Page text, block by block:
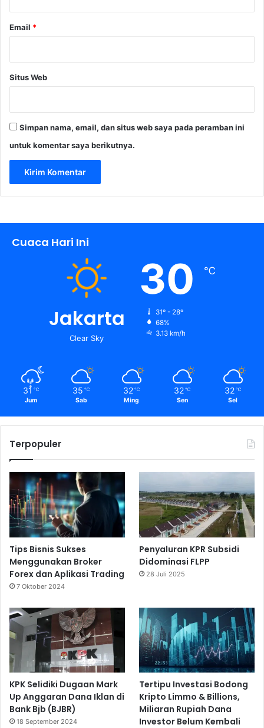
Email *
Situs Web
Simpan nama, email, dan situs web saya pada peramban ini
untuk komentar saya berikutnya.
Cuaca Hari Ini
Jakarta
Clear Sky
30 ℃
31º - 28º
68%
3.13 km/h
31 ℃
Jum
35 ℃
Sab
32 ℃
Ming
32 ℃
Sen
32 ℃
Sel
Terpopuler
Tips Bisnis Sukses
Menggunakan Broker
Forex dan Aplikasi Trading
7 Oktober 2024
Penyaluran KPR Subsidi
Didominasi FLPP
28 Juli 2025
KPK Selidiki Dugaan Mark
Up Anggaran Dana Iklan di
Bank Bjb (BJBR)
18 September 2024
Tertipu Investasi Bodong
Kripto Limmo & Billions,
Miliaran Rupiah Dana
Investor Belum Kembali